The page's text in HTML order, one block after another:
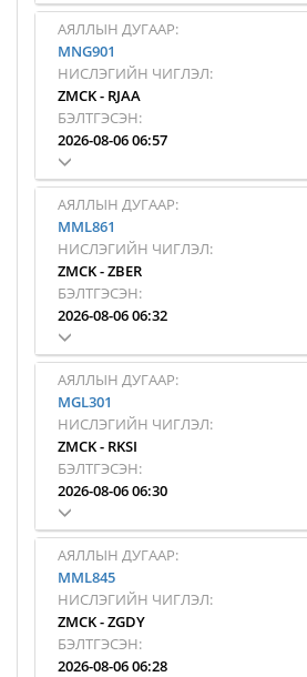
АЯЛЛЫН ДУГААР:
MNG901
НИСЛЭГИЙН ЧИГЛЭЛ:
ZMCK- RJAA
БЭЛТГЭСЭН:
2026-08-06 06:57
АЯЛЛЫН ДУГААР:
MML861
НИСЛЭГИЙН ЧИГЛЭЛ:
ZMCK-ZBER
БЭЛТГЭСЭН:
2026-08-06 06:32
АЯЛЛЫН ДУГААР:
MGL301
НИСЛЭГИЙН ЧИГЛЭЛ:
ZMCK- RKSI
БЭЛТГЭСЭН:
2026-08-06 06:30
АЯЛЛЫН ДУГААР:
MML845
НИСЛЭГИЙН ЧИГЛЭЛ:
ZMCK-ZGDY
БЭЛТГЭСЭН:
2026-08-06 06:28